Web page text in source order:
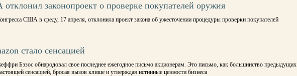
законопроект о проверке покупателей оружия
США в среду, 17 апреля, отклонила проект закона об ужесточении процедуры проверки покупателей
стало сенсацией
Бэзос обнародовал свое последнее ежегодное письмо акционерам. Это письмо, как большинство предыдущих
сенсацией, бросая вызов клише и утверждая истинные ценности бизнеса